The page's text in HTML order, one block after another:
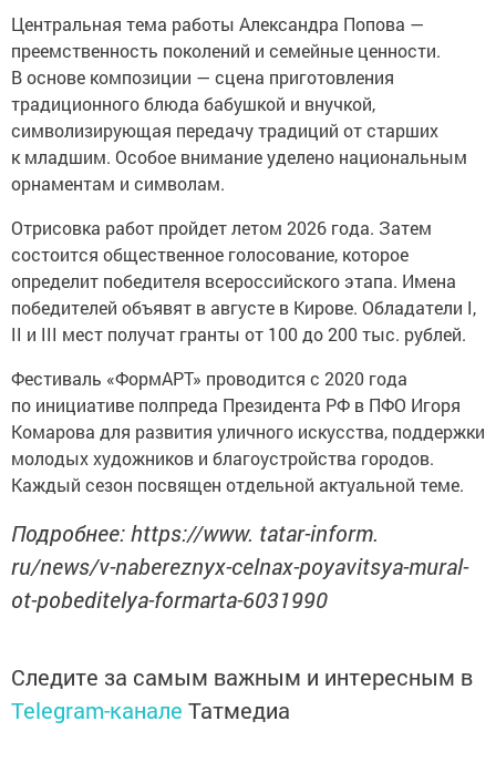
Центральная тема работы Александра Попова —
преемственность поколений и семейные ценности.
В основе композиции — сцена приготовления
традиционного блюда бабушкой и внучкой,
символизирующая передачу традиций от старших
к младшим. Особое внимание уделено национальным
орнаментам и символам.
Отрисовка работ пройдет летом 2026 года. Затем
состоится общественное голосование, которое
определит победителя всероссийского этапа. Имена
победителей объявят в августе в Кирове. Обладатели I,
II и III мест получат гранты от 100 до 200 тыс. рублей.
Фестиваль «ФормАРТ» проводится с 2020 года
по инициативе полпреда Президента РФ в ПФО Игоря
Комарова для развития уличного искусства, поддержки
молодых художников и благоустройства городов.
Каждый сезон посвящен отдельной актуальной теме.
Подробнее: https://www. tatar-inform.
ru/news/v-nabereznyx-celnax-poyavitsya-mural-
ot-pobeditelya-formarta-6031990
Следите за самым важным и интересным в
Telegram-канале Татмедиа